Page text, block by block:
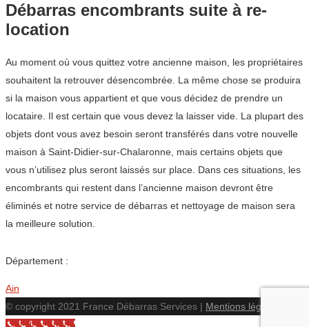
Débarras encombrants suite à re-
location
Au moment où vous quittez votre ancienne maison, les propriétaires
souhaitent la retrouver désencombrée. La même chose se produira
si la maison vous appartient et que vous décidez de prendre un
locataire. Il est certain que vous devez la laisser vide. La plupart des
objets dont vous avez besoin seront transférés dans votre nouvelle
maison à Saint-Didier-sur-Chalaronne, mais certains objets que
vous n’utilisez plus seront laissés sur place. Dans ces situations, les
encombrants qui restent dans l’ancienne maison devront être
éliminés et notre service de débarras et nettoyage de maison sera
la meilleure solution.
Département :
Ain
© copyright 2021 France Débarras Services | Mentions légales
Call Now Button